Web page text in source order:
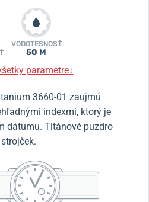
VODOTESNOSŤ
50 M
parametre↓
3660-01 zaujmú
indexmi, ktorý je
dátumu. Titánové puzdro